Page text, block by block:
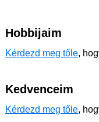
Hobbijaim
Kérdezd meg tőle,
Kedvenceim
Kérdezd meg tőle,